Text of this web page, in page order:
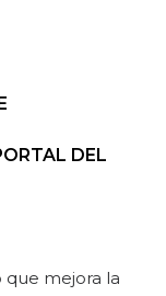
DEL
mejora la